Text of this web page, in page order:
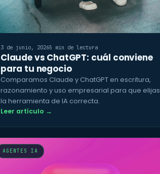
3 de junio, 20265 min de lectura
Claude vs ChatGPT: cuál conviene
para tu negocio
Comparamos Claude y ChatGPT en escritura,
razonamiento y uso empresarial para que elijas
la herramienta de IA correcta.
Leer artículo →
AGENTES IA